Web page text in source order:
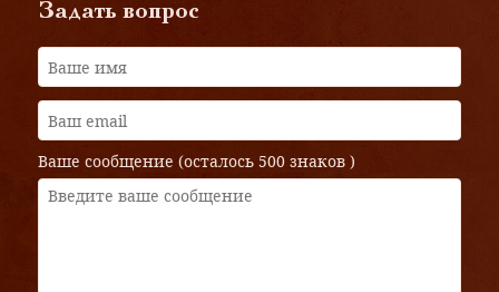
Задать вопрос
Ваше сообщение (осталось 500 знаков )